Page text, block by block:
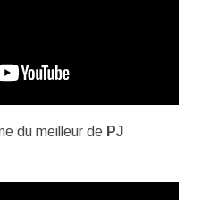
du meilleur de PJ